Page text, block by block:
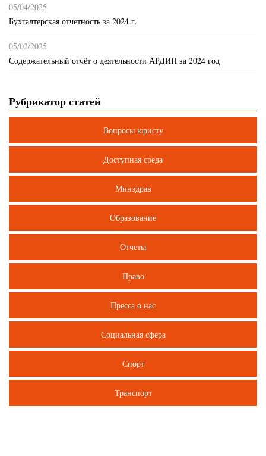
05/04/2025
Бухгалтерская отчетность за 2024 г.
05/02/2025
Содержательный отчёт о деятельности АРДИП за 2024 год
Рубрикатор статей
Вопросы юристу
Доступная среда
Минздрав
Образование
Отчеты
Право
Пресса о нас
Социальная сфера
Спорт
Транспорт